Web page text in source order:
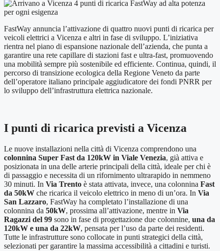
FastWay annuncia l’attivazione di quattro nuovi punti di ricarica per
veicoli elettrici a Vicenza e altri in fase di sviluppo. L’iniziativa
rientra nel piano di espansione nazionale dell’azienda, che punta a
garantire una rete capillare di stazioni fast e ultra-fast, promuovendo
una mobilità sempre più sostenibile ed efficiente. Continua, quindi, il
percorso di transizione ecologica della Regione Veneto da parte
dell’operatore italiano principale aggiudicatore dei fondi PNRR per
lo sviluppo dell’infrastruttura elettrica nazionale.
I punti di ricarica previsti a Vicenza
Le nuove installazioni nella città di Vicenza comprendono una
colonnina Super Fast da 120kW in Viale Venezia, già attiva e
posizionata in una delle arterie principali della città, ideale per chi è
di passaggio e necessita di un rifornimento ultrarapido in nemmeno
30 minuti. In Via Trento è stata attivata, invece, una colonnina Fast
da 50kW che ricarica il veicolo elettrico in meno di un’ora. In Via
San Lazzaro, FastWay ha completato l’installazione di una
colonnina da 50kW, prossima all’attivazione, mentre in Via
Ragazzi del 99 sono in fase di progettazione due colonnine, una da
120kW e una da 22kW, pensata per l’uso da parte dei residenti.
Tutte le infrastrutture sono collocate in punti strategici della città,
selezionati per garantire la massima accessibilità a cittadini e turisti.